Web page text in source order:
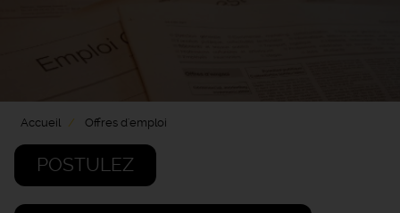
Accueil Offres d'emploi
POSTULEZ